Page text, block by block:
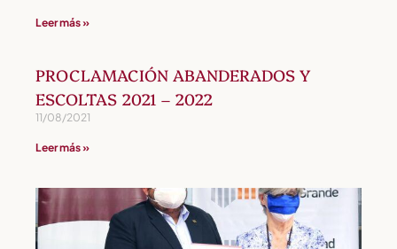
Leer más »
PROCLAMACIÓN ABANDERADOS Y
ESCOLTAS 2021 – 2022
11/08/2021
Leer más »